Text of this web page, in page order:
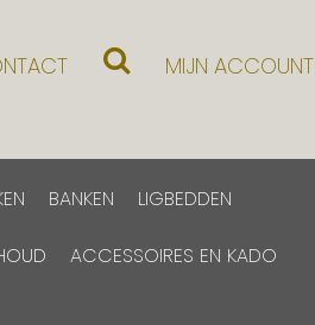
MIJN ACCOUNT
BANKEN LIGBEDDEN
ACCESSOIRES EN KADO